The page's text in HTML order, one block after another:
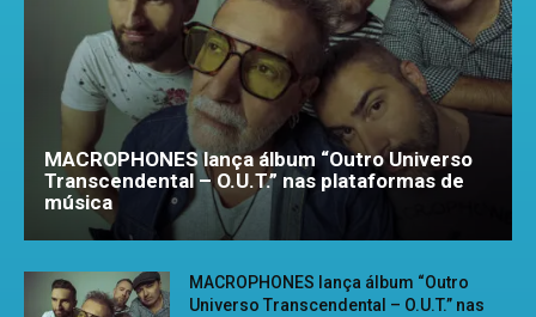
MACROPHONES lança álbum “Outro Universo
Transcendental – O.U.T.” nas plataformas de
música
MACROPHONES lança álbum “Outro
Universo Transcendental – O.U.T.” nas